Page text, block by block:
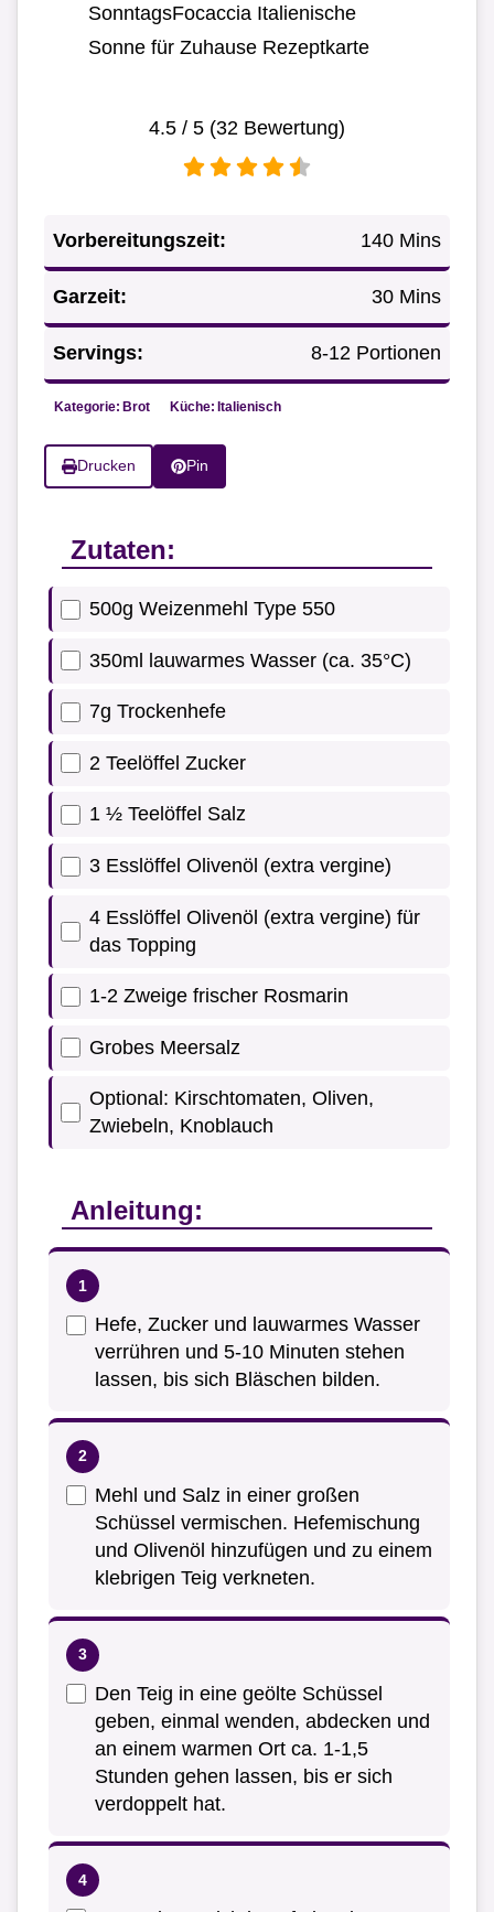
SonntagsFocaccia Italienische
Sonne für Zuhause Rezeptkarte
4.5 / 5 (32 Bewertung)
Vorbereitungszeit: 140 Mins
Garzeit: 30 Mins
Servings: 8-12 Portionen
Kategorie: Brot Küche: Italienisch
Drucken Pin
Zutaten:
500g Weizenmehl Type 550
350ml lauwarmes Wasser (ca. 35°C)
7g Trockenhefe
2 Teelöffel Zucker
1 ½ Teelöffel Salz
3 Esslöffel Olivenöl (extra vergine)
4 Esslöffel Olivenöl (extra vergine) für
das Topping
1-2 Zweige frischer Rosmarin
Grobes Meersalz
Optional: Kirschtomaten, Oliven,
Zwiebeln, Knoblauch
Anleitung:
Hefe, Zucker und lauwarmes Wasser
verrühren und 5-10 Minuten stehen
lassen, bis sich Bläschen bilden.
Mehl und Salz in einer großen
Schüssel vermischen. Hefemischung
und Olivenöl hinzufügen und zu einem
klebrigen Teig verkneten.
Den Teig in eine geölte Schüssel
geben, einmal wenden, abdecken und
an einem warmen Ort ca. 1-1,5
Stunden gehen lassen, bis er sich
verdoppelt hat.